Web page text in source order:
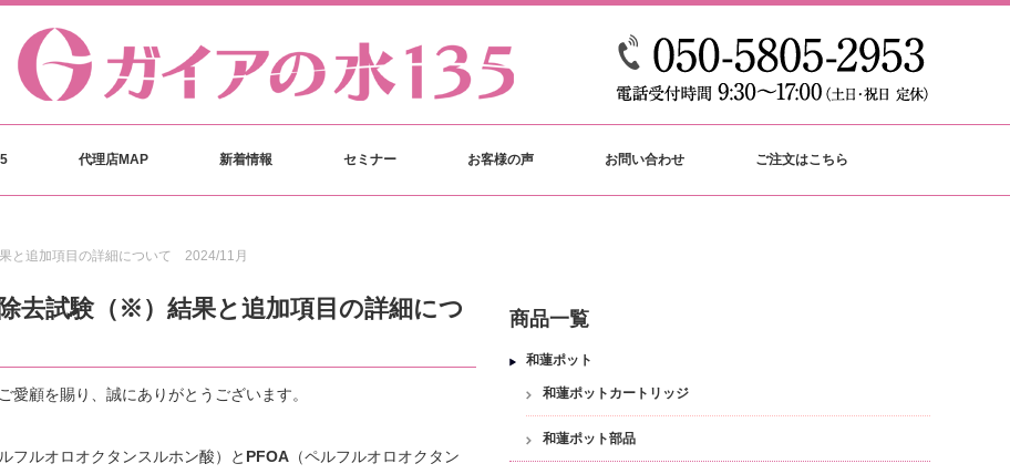
代理店MAP 新着情報 セミナー お客様の声 お問い合わせ ご注文はこちら
と追加項目の詳細について 2024/11月
除去試験（※）結果と追加項目の詳細につ
愛顧を賜り、誠にありがとうございます。
ルフルオロオクタンスルホン酸）と PFOA （ペルフルオロオクタン
商品一覧
和蓮ポット
和蓮ポットカートリッジ
和蓮ポット部品